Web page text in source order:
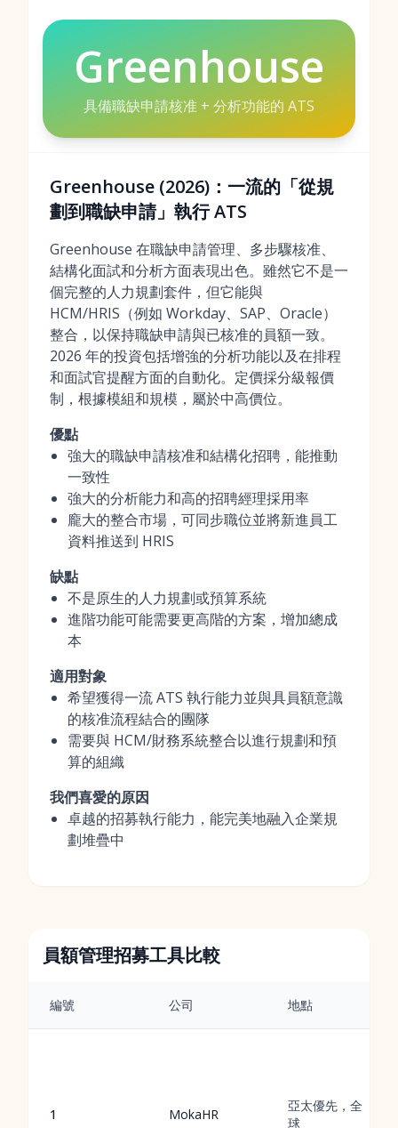
Greenhouse
具備職缺申請核准 + 分析功能的 ATS
Greenhouse (2026)：一流的「從規
劃到職缺申請」執行 ATS
Greenhouse 在職缺申請管理、多步驟核准、
結構化面試和分析方面表現出色。雖然它不是一
個完整的人力規劃套件，但它能與
HCM/HRIS（例如 Workday、SAP、Oracle）
整合，以保持職缺申請與已核准的員額一致。
2026 年的投資包括增強的分析功能以及在排程
和面試官提醒方面的自動化。定價採分級報價
制，根據模組和規模，屬於中高價位。
優點
強大的職缺申請核准和結構化招聘，能推動
一致性
強大的分析能力和高的招聘經理採用率
龐大的整合市場，可同步職位並將新進員工
資料推送到 HRIS
缺點
不是原生的人力規劃或預算系統
進階功能可能需要更高階的方案，增加總成
本
適用對象
希望獲得一流 ATS 執行能力並與具員額意識
的核准流程結合的團隊
需要與 HCM/財務系統整合以進行規劃和預
算的組織
我們喜愛的原因
卓越的招募執行能力，能完美地融入企業規
劃堆疊中
員額管理招募工具比較
編號 公司 地點
1 MokaHR
亞太優先，全
球